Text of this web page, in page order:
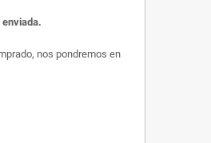
nos pondremos en